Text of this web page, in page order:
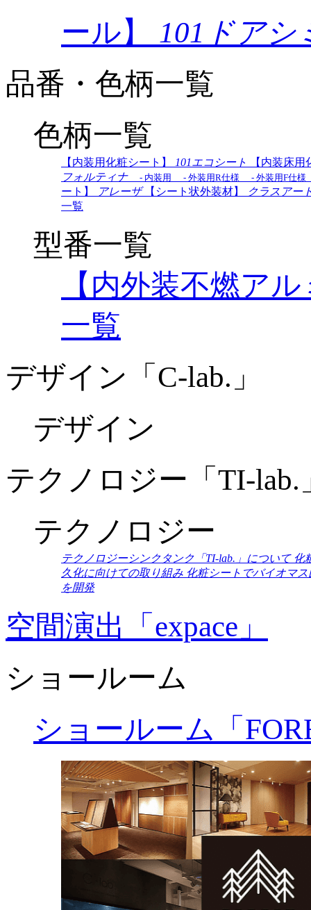
ール】
101ドア
品番・色柄一覧
色柄一覧
【内装用化粧シート】 101エコシート
【内装床
フォルティナ
- 内装用 - 外装用R仕様 - 外装用F仕様
ート】 アレーザ 【シート状外装材】
クラスアー
一覧
型番一覧
【内外装不燃ア
一覧
デザイン「C-lab.」
デザイン
テクノロジー「TI-lab.
テクノロジー
テクノロジーシンクタンク「TI-lab.」について 化
久化に向けての取り組み 化粧シートでバイオマ
を開発
空間演出「expace」
ショールーム
ショールーム「